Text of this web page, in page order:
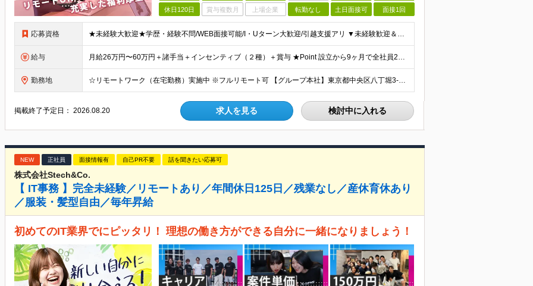
休日120日 賞与複数月 上場企業 転勤なし 土日面接可 面接1回
応募資格 ★未経験大歓迎★学歴・経験不問/WEB面接可能/I・Uターン大歓迎/引越支援アリ ▼未経験歓迎＆完全人柄採用！▼ 経験は一切不問！ 普段はSNSしか使わないけど不安だな・・・そんな方もOKです★ 面
給与 月給26万円〜60万円＋諸手当＋インセンティブ（２種）＋賞与 ★Point 設立から9ヶ月で全社員2万円の昇給実績 ※成果はしっかりと還元いたします！ ★Point 100％年収UPでの待遇提示
勤務地 ☆リモートワーク（在宅勤務）実施中 ※フルリモート可 【グループ本社】東京都中央区八丁堀3-6-6 アド京橋ビル2F ∟宝町駅 5分/京橋駅 7分/八丁堀駅7分/JR東京駅10分 【プロジェクト先
掲載終了予定日：2026.08.20 求人を見る 検討中に入れる
NEW 正社員 面接情報有 自己PR不要 話を聞きたい応募可
株式会社Stech&Co.
【 IT事務 】完全未経験／リモートあり／年間休日125日／残業なし／産休育休あり
／服装・髪型自由／毎年昇給
初めてのIT業界でにピッタリ！ 理想の働き方ができる自分に一緒になりましょう！